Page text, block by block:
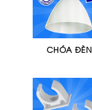
CHÓA ĐÈN